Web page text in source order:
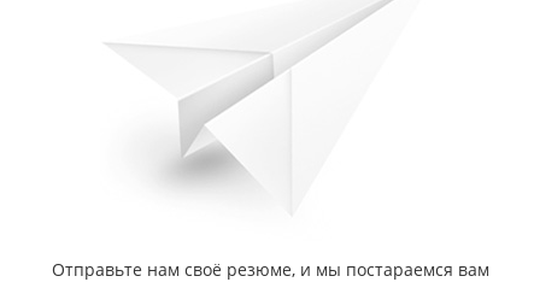
Отправьте нам своё резюме, и мы постараемся вам